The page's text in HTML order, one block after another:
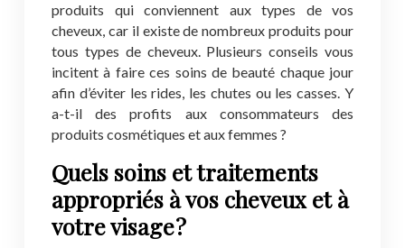
produits qui conviennent aux types de vos
cheveux, car il existe de nombreux produits pour
tous types de cheveux. Plusieurs conseils vous
incitent à faire ces soins de beauté chaque jour
afin d’éviter les rides, les chutes ou les casses. Y
a-t-il des profits aux consommateurs des
produits cosmétiques et aux femmes ?
Quels soins et traitements
appropriés à vos cheveux et à
votre visage ?